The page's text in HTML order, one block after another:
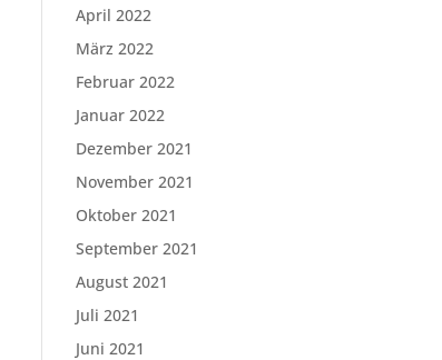
April 2022
März 2022
Februar 2022
Januar 2022
Dezember 2021
November 2021
Oktober 2021
September 2021
August 2021
Juli 2021
Juni 2021